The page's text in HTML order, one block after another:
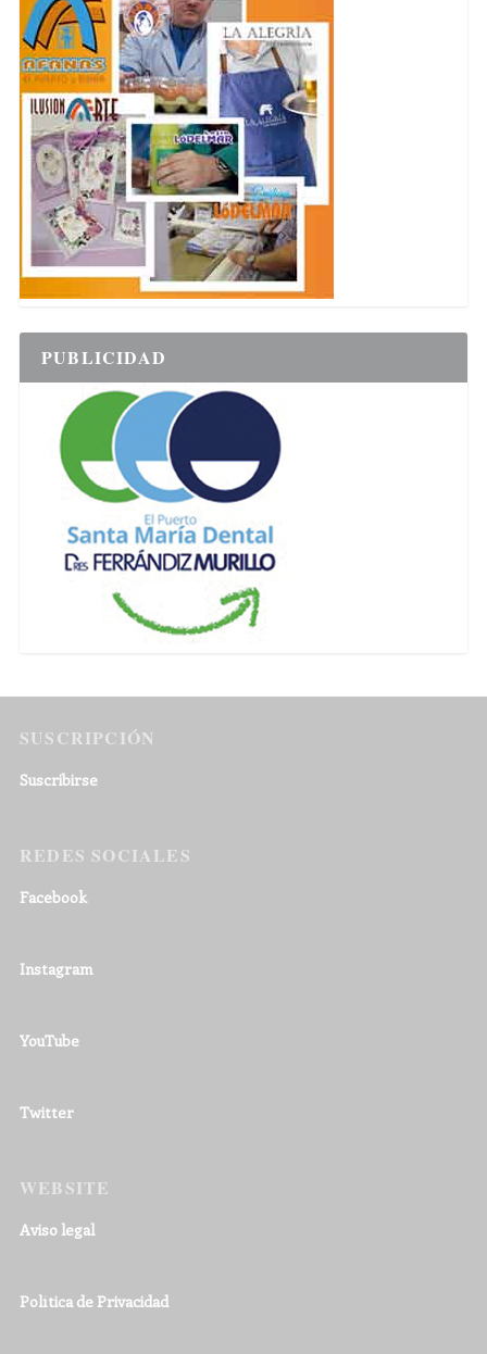
PUBLICIDAD
SUSCRIPCIÓN
Suscribirse
REDES SOCIALES
Facebook
Instagram
YouTube
Twitter
WEBSITE
Aviso legal
Política de Privacidad